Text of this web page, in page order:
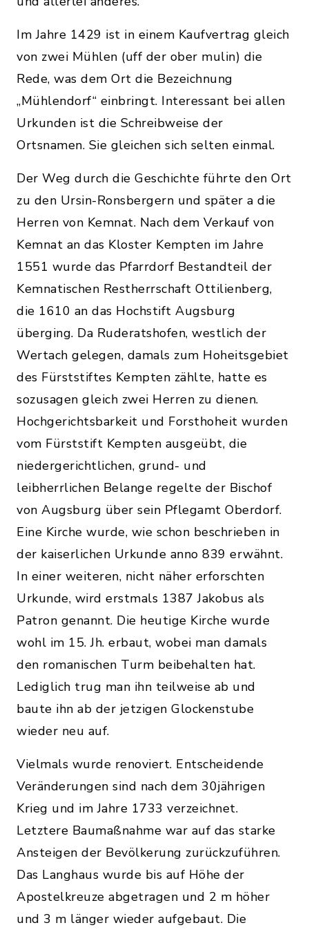
Im Jahre 1429 ist in einem Kaufvertrag gleich
von zwei Mühlen (uff der ober mulin) die
Rede, was dem Ort die Bezeichnung
„Mühlendorf“ einbringt. Interessant bei allen
Urkunden ist die Schreibweise der
Ortsnamen. Sie gleichen sich selten einmal.
Der Weg durch die Geschichte führte den Ort
zu den Ursin-Ronsbergern und später a die
Herren von Kemnat. Nach dem Verkauf von
Kemnat an das Kloster Kempten im Jahre
1551 wurde das Pfarrdorf Bestandteil der
Kemnatischen Restherrschaft Ottilienberg,
die 1610 an das Hochstift Augsburg
überging. Da Ruderatshofen, westlich der
Wertach gelegen, damals zum Hoheitsgebiet
des Fürststiftes Kempten zählte, hatte es
sozusagen gleich zwei Herren zu dienen.
Hochgerichtsbarkeit und Forsthoheit wurden
vom Fürststift Kempten ausgeübt, die
niedergerichtlichen, grund- und
leibherrlichen Belange regelte der Bischof
von Augsburg über sein Pflegamt Oberdorf.
Eine Kirche wurde, wie schon beschrieben in
der kaiserlichen Urkunde anno 839 erwähnt.
In einer weiteren, nicht näher erforschten
Urkunde, wird erstmals 1387 Jakobus als
Patron genannt. Die heutige Kirche wurde
wohl im 15. Jh. erbaut, wobei man damals
den romanischen Turm beibehalten hat.
Lediglich trug man ihn teilweise ab und
baute ihn ab der jetzigen Glockenstube
wieder neu auf.
Vielmals wurde renoviert. Entscheidende
Veränderungen sind nach dem 30jährigen
Krieg und im Jahre 1733 verzeichnet.
Letztere Baumaßnahme war auf das starke
Ansteigen der Bevölkerung zurückzuführen.
Das Langhaus wurde bis auf Höhe der
Apostelkreuze abgetragen und 2 m höher
und 3 m länger wieder aufgebaut. Die